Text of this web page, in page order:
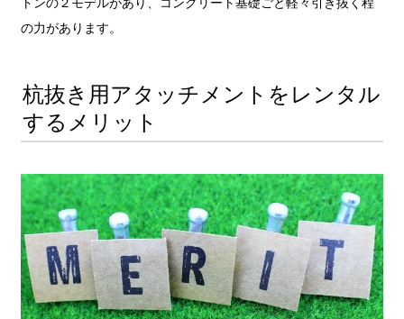
の力があります。
杭抜き用アタッチメントをレンタル
するメリット